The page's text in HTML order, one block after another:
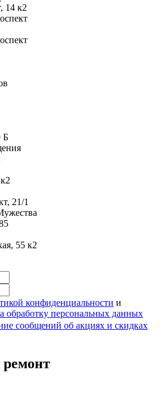
14 к2
Б
21/1
55 к2
конфиденциальности и
обработку персональных данных
сообщений об акциях и скидках